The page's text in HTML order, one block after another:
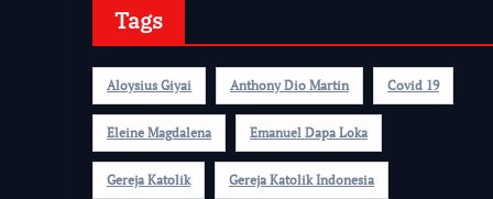
Tags
Aloysius Giyai Anthony Dio Martin Covid 19
Eleine Magdalena Emanuel Dapa Loka
Gereja Katolik Gereja Katolik Indonesia